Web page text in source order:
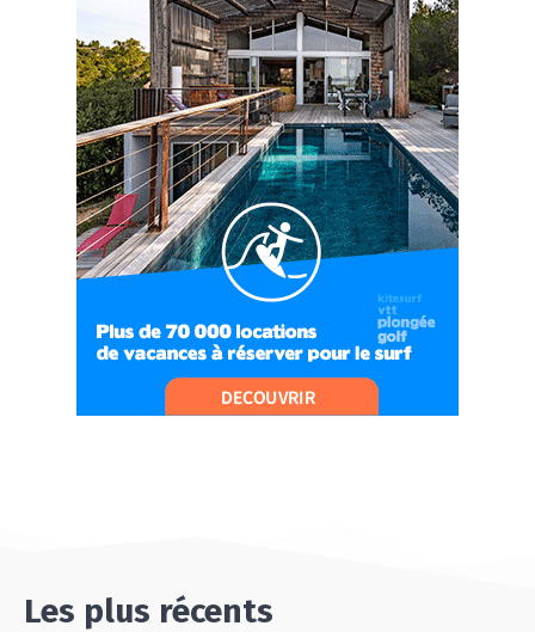
#Ep8 VLOG : DÉCOUVERTE DU VERCORS ET DU
BASSIN GRENOBLOIS !
09:04
#Ep9 VLOG : UN SPORTIHOME CHEZ
SPORTIHOME !
07:21
#Ep10 VLOG : UN SEJOUR SPORTIF PROCHE DE
PARIS !
07:37
#Ep11 VLOG : SÉJOUR AU BORD DE LA SAÔNE
ET AU LAC D’AIGUEBELETTE
05:55
#Ep12 VLOG : ANNECY, ENTRE LAC ET
06:26
UN SÉJOUR SPORT & NATURE
07:19
Les plus récents